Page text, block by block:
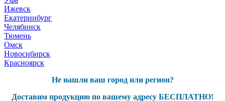
Ижевск
Екатеринбург
Челябинск
Тюмень
Омск
Новосибирск
Красноярск
Не нашли ваш город или регион?
Доставим продукцию по вашему адресу БЕСПЛАТНО!